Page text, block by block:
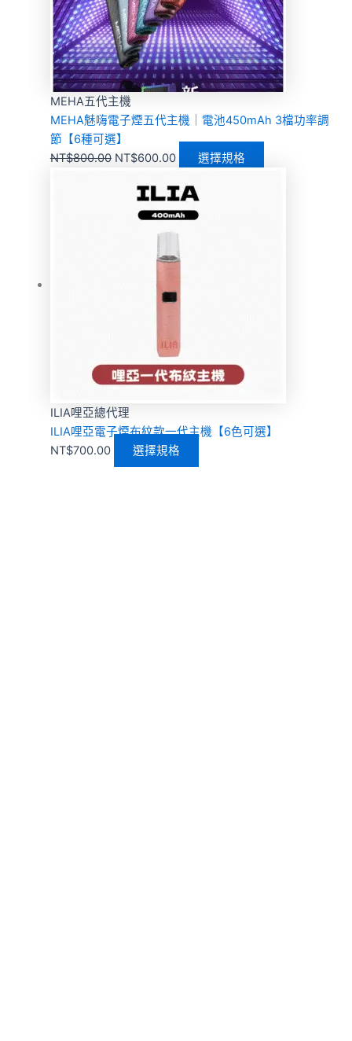
MEHA五代主機
MEHA魅嗨電子煙五代主機｜電池450mAh 3檔功率調
節【6種可選】
NT$800.00 NT$600.00 選擇規格
ILIA哩亞總代理
ILIA哩亞電子煙布紋款一代主機【6色可選】
NT$700.00 選擇規格